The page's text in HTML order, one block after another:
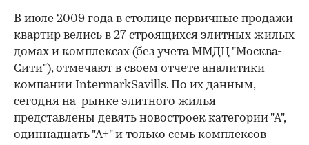
В июле 2009 года в столице первичные продажи
квартир велись в 27 строящихся элитных жилых
домах и комплексах (без учета ММДЦ "Москва-
Сити"), отмечают в своем отчете аналитики
компании IntermarkSavills. По их данным,
сегодня на рынке элитного жилья
представлены девять новостроек категории "А",
одиннадцать "А+" и только семь комплексов